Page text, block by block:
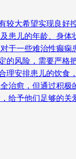
较大希望实现良好
患儿的年龄、身体
于一些难治性癫痫
风险，需要严格
理安排患儿的饮食
治愈，但通过积极
给予他们足够的关